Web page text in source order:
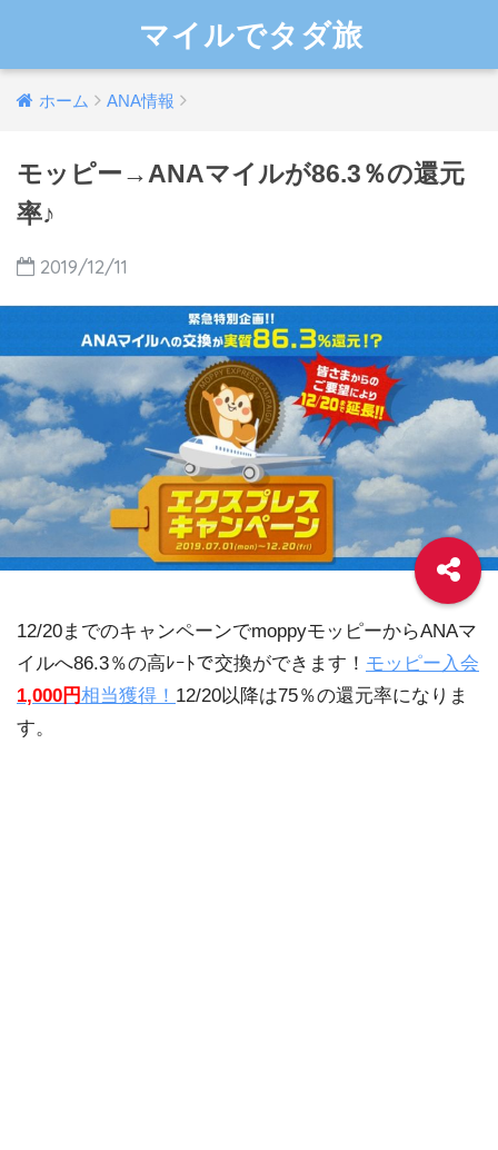
マイルでタダ旅
ホーム ANA情報
モッピー→ANAマイルが86.3％の還元
率♪
2019/12/11
12/20までのキャンペーンでmoppyモッピーからANAマ
イルへ86.3％の高ﾚｰﾄで交換ができます！ モッピー入会
1,000円相当獲得！ 12/20以降は75％の還元率になりま
す。